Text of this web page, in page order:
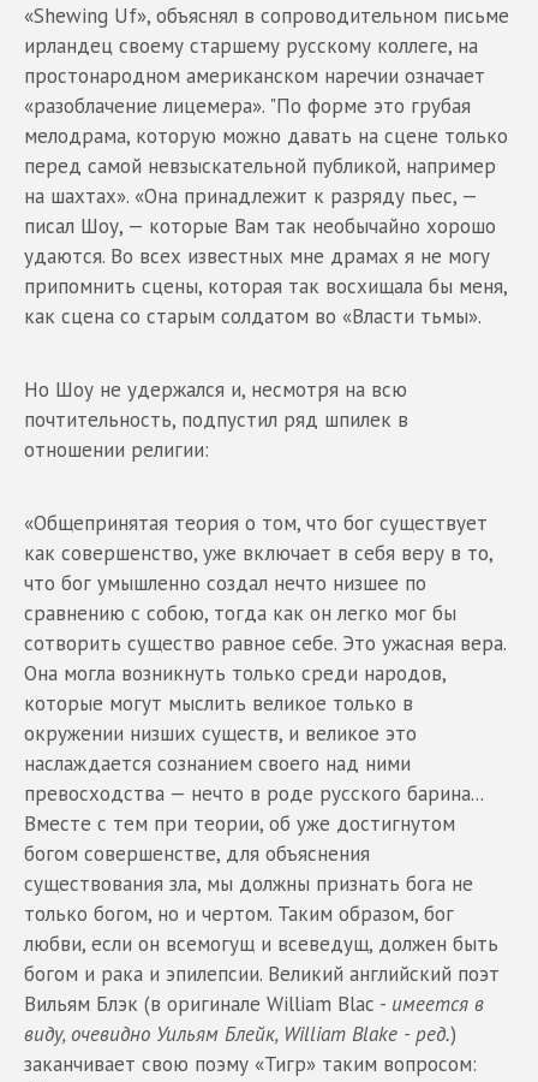
«Shewing Uf», объяснял в сопроводительном письме
ирландец своему старшему русскому коллеге, на
простонародном американском наречии означает
«разоблачение лицемера». "По форме это грубая
мелодрама, которую можно давать на сцене только
перед самой невзыскательной публикой, например
на шахтах». «Она принадлежит к разряду пьес, —
писал Шоу, — которые Вам так необычайно хорошо
удаются. Во всех известных мне драмах я не могу
припомнить сцены, которая так восхищала бы меня,
как сцена со старым солдатом во «Власти тьмы».
Но Шоу не удержался и, несмотря на всю
почтительность, подпустил ряд шпилек в
отношении религии:
«Общепринятая теория о том, что бог существует
как совершенство, уже включает в себя веру в то,
что бог умышленно создал нечто низшее по
сравнению с собою, тогда как он легко мог бы
сотворить существо равное себе. Это ужасная вера.
Она могла возникнуть только среди народов,
которые могут мыслить великое только в
окружении низших существ, и великое это
наслаждается сознанием своего над ними
превосходства — нечто в роде русского барина...
Вместе с тем при теории, об уже достигнутом
богом совершенстве, для объяснения
существования зла, мы должны признать бога не
только богом, но и чертом. Таким образом, бог
любви, если он всемогущ и всеведущ, должен быть
богом и рака и эпилепсии. Великий английский поэт
Вильям Блэк (в оригинале William Blac - имеется в
виду, очевидно Уильям Блейк, William Blake - ред.)
заканчивает свою поэму «Тигр» таким вопросом: